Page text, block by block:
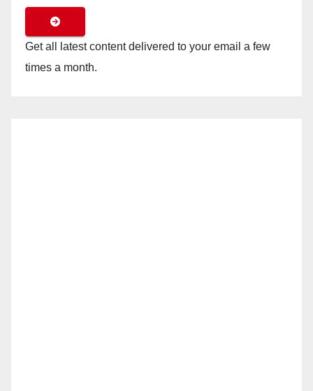
Get all latest content delivered to your email a few
times a month.